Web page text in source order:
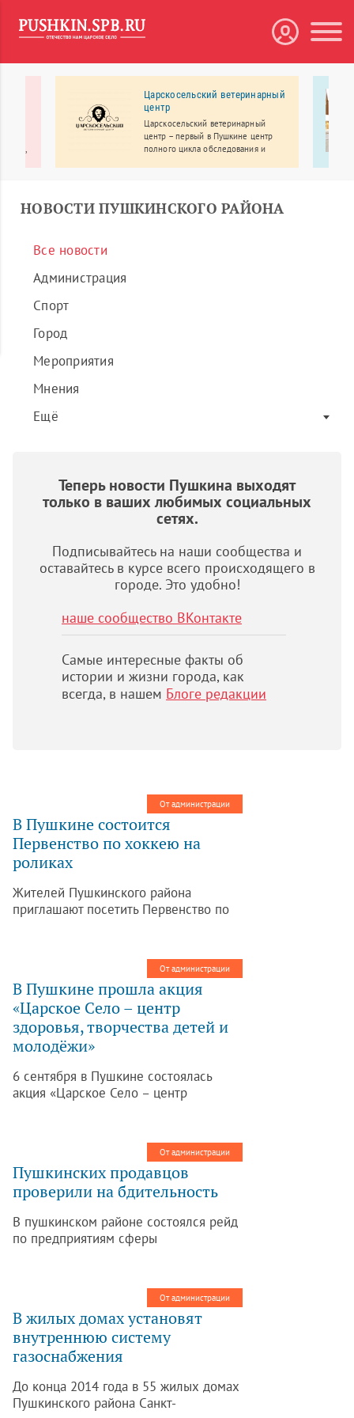
Царскосельский ветеринарный
центр
Царскосельский ветеринарный
центр – первый в Пушкине центр
полного цикла обследования и
НОВОСТИ ПУШКИНСКОГО РАЙОНА
Все новости
Администрация
Спорт
Город
Мероприятия
Мнения
Ещё
Теперь новости Пушкина выходят
только в ваших любимых социальных
сетях.
Подписывайтесь на наши сообщества и
оставайтесь в курсе всего происходящего в
городе. Это удобно!
наше сообщество ВКонтакте
Самые интересные факты об
истории и жизни города, как
всегда, в нашем Блоге редакции
От администрации
В Пушкине состоится
Первенство по хоккею на
роликах
Жителей Пушкинского района
приглашают посетить Первенство по
От администрации
В Пушкине прошла акция
«Царское Село – центр
здоровья, творчества детей и
молодёжи»
6 сентября в Пушкине состоялась
акция «Царское Село – центр
От администрации
Пушкинских продавцов
проверили на бдительность
В пушкинском районе состоялся рейд
по предприятиям сферы
алкогольной и табачной продукции
От администрации
В жилых домах установят
внутреннюю систему
газоснабжения
До конца 2014 года в 55 жилых домах
Пушкинского района Санкт-